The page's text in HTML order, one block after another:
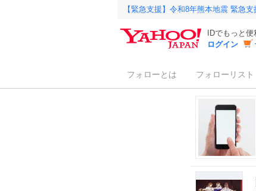
【緊急支援】令和8年熊本地震 緊急
IDでもっと便
ログイン
フォローとは フォローリスト